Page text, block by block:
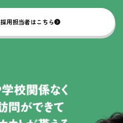
採用担当者はこちら